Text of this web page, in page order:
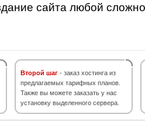
сайта любой
Второй шаг - заказ хостинга из
предлагаемых тарифных планов.
Также вы можете заказать у нас
установку выделенного сервера.